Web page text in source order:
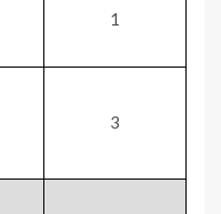
​1
​3